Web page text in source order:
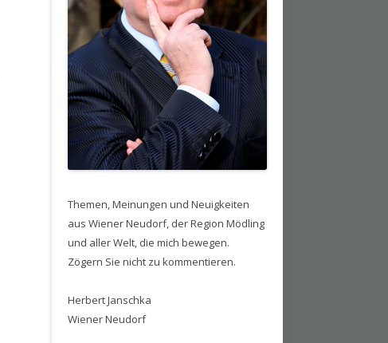
Themen, Meinungen und Neuigkeiten
aus Wiener Neudorf, der Region Mödling
und aller Welt, die mich bewegen.
Zögern Sie nicht zu kommentieren.
Herbert Janschka
Wiener Neudorf